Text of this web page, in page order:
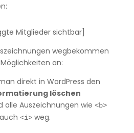
Mitglieder sichtbar]
wegbekommen
an:
direkt in WordPress den
löschen
alle Auszeichnungen wie <b>
<i>weg.